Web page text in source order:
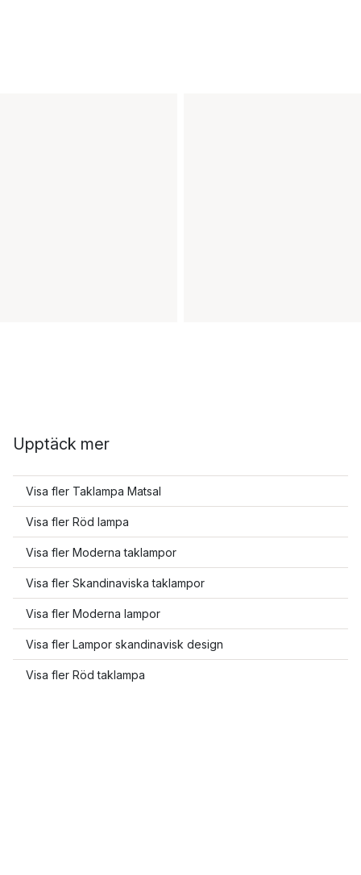
Upptäck mer
Visa fler Taklampa Matsal
Visa fler Röd lampa
Visa fler Moderna taklampor
Visa fler Skandinaviska taklampor
Visa fler Moderna lampor
Visa fler Lampor skandinavisk design
Visa fler Röd taklampa